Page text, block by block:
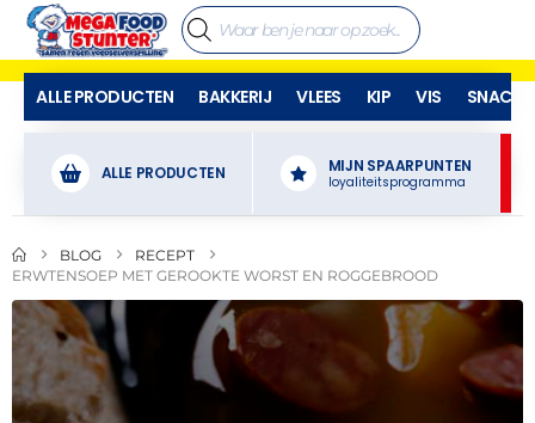
ALLE PRODUCTEN BAKKERIJ VLEES KIP VIS SNACKS
ALLE PRODUCTEN MIJN SPAARPUNTEN
loyaliteitsprogramma
BLOG
RECEPT
ERWTENSOEP MET GEROOKTE WORST EN ROGGEBROOD